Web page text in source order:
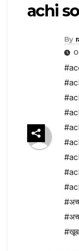
achi
By